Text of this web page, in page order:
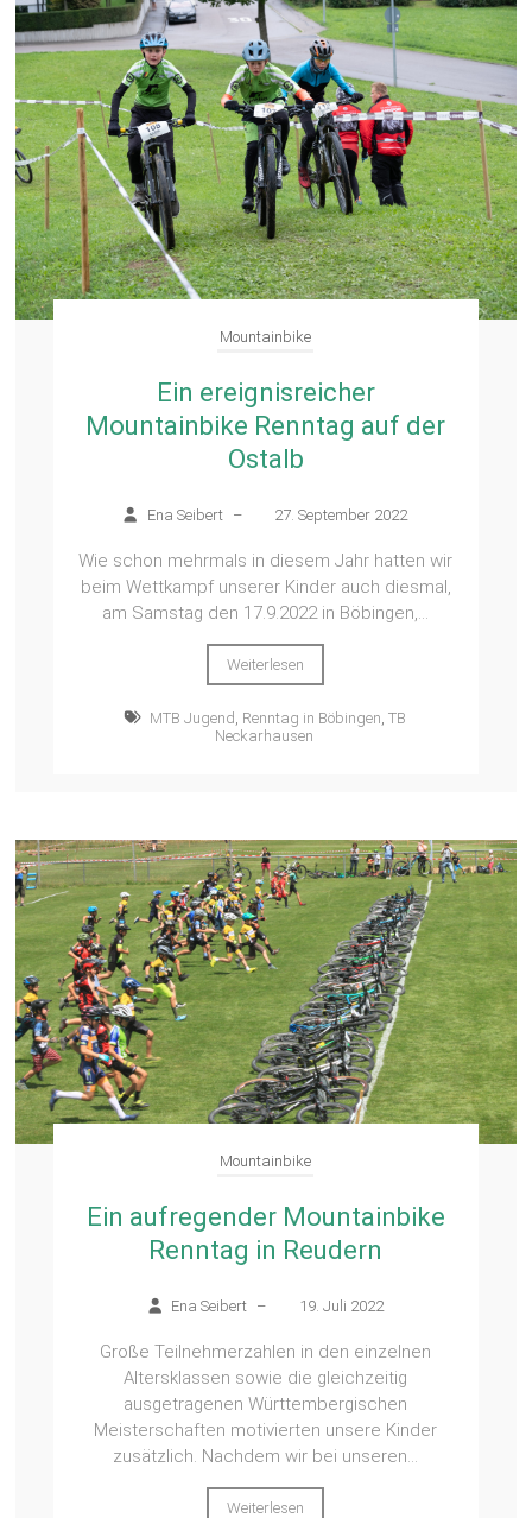
Mountainbike
Ein ereignisreicher
Mountainbike Renntag auf der
Ostalb
Ena Seibert – 27. September 2022
Wie schon mehrmals in diesem Jahr hatten wir
beim Wettkampf unserer Kinder auch diesmal,
am Samstag den 17.9.2022 in Böbingen,...
Weiterlesen
MTB Jugend , Renntag in Böbingen, TB
Neckarhausen
Mountainbike
Ein aufregender Mountainbike
Renntag in Reudern
Ena Seibert – 19. Juli 2022
Große Teilnehmerzahlen in den einzelnen
Altersklassen sowie die gleichzeitig
ausgetragenen Württembergischen
Meisterschaften motivierten unsere Kinder
zusätzlich. Nachdem wir bei unseren...
Weiterlesen